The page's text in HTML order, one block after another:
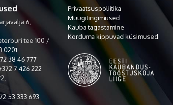
6,
tee 100 /
0201
38 46 777
7 426 222
53 333 693
Privaatsuspoliitika
Müügitingimused
Kauba tagastamine
Korduma kippuvad küsimused